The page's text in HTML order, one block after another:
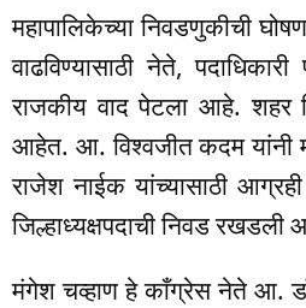
महापालिकेच्या निवडणुकीची
वाढविण्यासाठी नेते,
राजकीय वाद पेटला आहे. शहर
आहेत. आ. विश्वजीत कदम यांनी
राजेश नाईक यांच्यासाठी
जिल्हाध्यक्षपदाची निवड रखडली
मंगेश चव्हाण हे काँग्रेस नेते आ.